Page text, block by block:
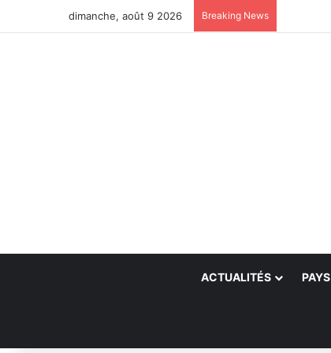
dimanche, août 9 2026 Breaking News
ACTUALITÉS PAYS